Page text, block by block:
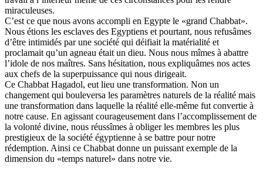
miraculeuses.
C’est ce que nous avons accompli en Egypte le «grand Chabbat».
Nous étions les esclaves des Egyptiens et pourtant, nous refusâmes
d’être intimidés par une société qui déifiait la matérialité et
proclamait qu’un agneau était un dieu. Nous nous mîmes à abattre
l’idole de nos maîtres. Sans hésitation, nous expliquâmes nos actes
aux chefs de la superpuissance qui nous dirigeait.
Ce Chabbat Hagadol, eut lieu une transformation. Non un
changement qui bouleversa les paramètres naturels de la réalité mais
une transformation dans laquelle la réalité elle-même fut convertie à
notre cause. En agissant courageusement dans l’accomplissement de
la volonté divine, nous réussîmes à obliger les membres les plus
prestigieux de la société égyptienne à se battre pour notre
rédemption. Ainsi ce Chabbat donne un puissant exemple de la
dimension du «temps naturel» dans notre vie.